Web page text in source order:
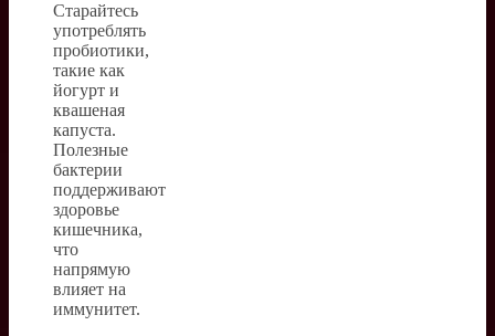
Старайтесь
употреблять
пробиотики,
такие как
йогурт и
квашеная
капуста.
Полезные
бактерии
поддерживают
здоровье
кишечника,
что
напрямую
влияет на
иммунитет.